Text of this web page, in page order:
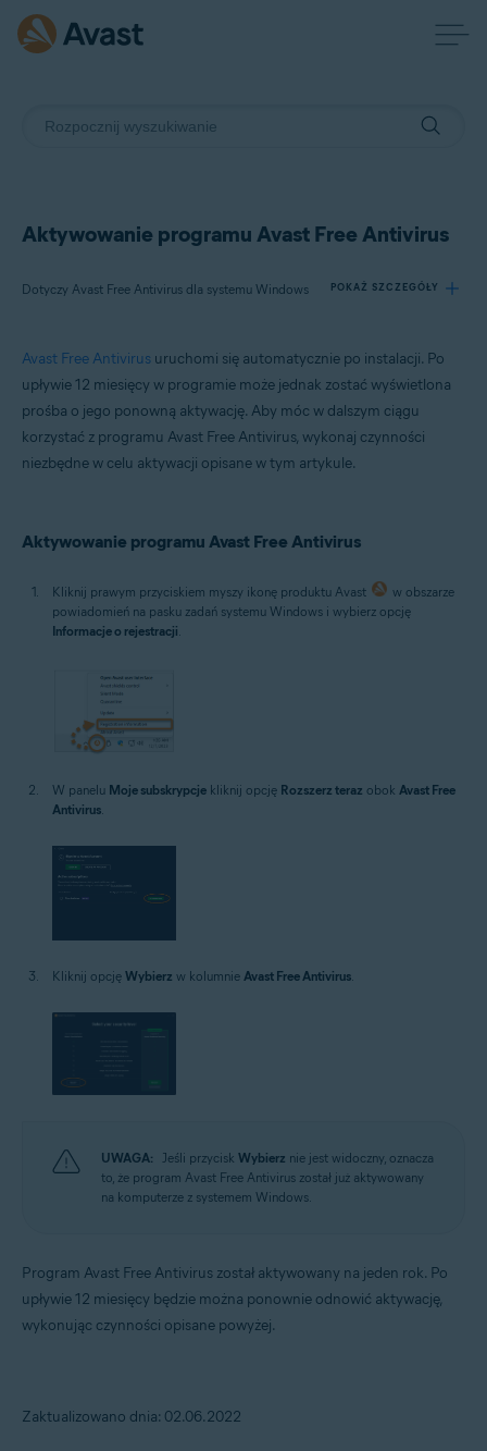
Aktywowanie programu Avast Free Antivirus
Dotyczy Avast Free Antivirus dla systemu Windows POKAŻ SZCZEGÓŁY
Systemy operacyjne:
Microsoft Windows 8.1 / Pro / Enterprise — wersja 32-/64-bitowa
Microsoft Windows 8 / Pro / Enterprise — wersja 32-/64-bitowa
/ Enterprise / Ultimate — z dodatkiem Service Pack 1 z pakietem
aktualizacji Convenient Rollup, wersja 32-/64-bitowa
Avast Free Antivirus uruchomi się automatycznie po instalacji. Po
upływie 12 miesięcy w programie może jednak zostać wyświetlona
prośba o jego ponowną aktywację. Aby móc w dalszym ciągu
korzystać z programu Avast Free Antivirus, wykonaj czynności
niezbędne w celu aktywacji opisane w tym artykule.
Aktywowanie programu Avast Free Antivirus
Kliknij prawym przyciskiem myszy ikonę produktu Avast
w obszarze
powiadomień na pasku zadań systemu Windows i wybierz opcję
Informacje o rejestracji.
W panelu Moje subskrypcje kliknij opcję Rozszerz teraz obok Avast Free
Antivirus
Kliknij opcję Wybierz w kolumnie Avast Free Antivirus
UWAGA: Jeśli przycisk Wybierz nie jest widoczny, oznacza
to, że program Avast Free Antivirus został już aktywowany
na komputerze z systemem Windows.
Program Avast Free Antivirus został aktywowany na jeden rok. Po
upływie 12 miesięcy będzie można ponownie odnowić aktywację,
wykonując czynności opisane powyżej.
Zaktualizowano dnia: 02.06.2022